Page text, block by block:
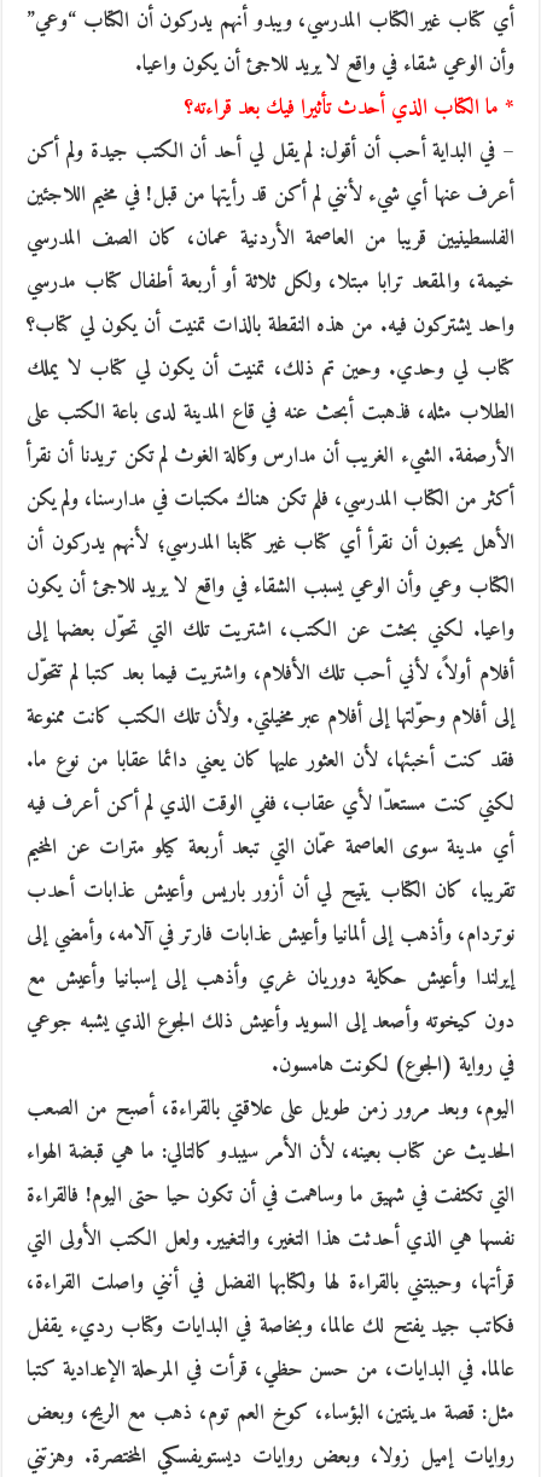
أي كتاب غير الكتاب المدرسي، ويبدو أنهم يدركون أن الكتاب “وعي”
وأن الوعي شقاء في واقع لا يريد للاجئ أن يكون واعيا.
* ما الكتاب الذي أحدث تأثيرا فيك بعد قراءته؟
– في البداية أحب أن أقول: لم يقل لي أحد أن الكتب جيدة ولم أكن
أعرف عنها أي شيء لأنني لم أكن قد رأيتها من قبل! في مخيم اللاجئين
الفلسطينيين قريبا من العاصمة الأردنية عمان، كان الصف المدرسي
خيمة، والمقعد ترابا مبتلا، ولكل ثلاثة أو أربعة أطفال كتاب مدرسي
واحد يشتركون فيه. من هذه النقطة بالذات تمنيت أن يكون لي كتاب؟
كتاب لي وحدي. وحين تم ذلك، تمنيت أن يكون لي كتاب لا يملك
الطلاب مثله، فذهبت أبحث عنه في قاع المدينة لدى باعة الكتب على
الأرصفة. الشيء الغريب أن مدارس وكالة الغوث لم تكن تريدنا أن نقرأ
أكثر من الكتاب المدرسي، فلم تكن هناك مكتبات في مدارسنا، ولم يكن
الأهل يحبون أن نقرأ أي كتاب غير كتابنا المدرسي؛ لأنهم يدركون أن
الكتاب وعي وأن الوعي يسبب الشقاء في واقع لا يريد للاجئ أن يكون
واعيا. لكني بحثت عن الكتب، اشتريت تلك التي تحوّل بعضها إلى
أفلام أولاً، لأني أحب تلك الأفلام، واشتريت فيما بعد كتبا لم تتحوّل
إلى أفلام وحوّلتها إلى أفلام عبر مخيلتي. ولأن تلك الكتب كانت ممنوعة
فقد كنت أخبئها، لأن العثور عليها كان يعني دائما عقابا من نوع ما.
لكني كنت مستعدّا لأي عقاب، ففي الوقت الذي لم أكن أعرف فيه
أي مدينة سوى العاصمة عمّان التي تبعد أربعة كيلو مترات عن المخيم
تقريبا، كان الكتاب يتيح لي أن أزور باريس وأعيش عذابات أحدب
نوتردام، وأذهب إلى ألمانيا وأعيش عذابات فارتر في آلامه، وأمضي إلى
إيرلندا وأعيش حكاية دوريان غري وأذهب إلى إسبانيا وأعيش مع
دون كيخوته وأصعد إلى السويد وأعيش ذلك الجوع الذي يشبه جوعي
في رواية (الجوع) لكونت هامسون.
اليوم، وبعد مرور زمن طويل على علاقتي بالقراءة، أصبح من الصعب
الحديث عن كتاب بعينه، لأن الأمر سيبدو كالتالي: ما هي قبضة الهواء
التي تكثفت في شهيق ما وساهمت في أن تكون حيا حتى اليوم! فالقراءة
نفسها هي الذي أحدثت هذا التغير، والتغيير. ولعل الكتب الأولى التي
قرأتها، وحببتني بالقراءة لها ولكتابها الفضل في أنني واصلت القراءة،
فكاتب جيد يفتح لك عالما، وبخاصة في البدايات وكتاب رديء يقفل
عالما. في البدايات، من حسن حظي، قرأت في المرحلة الإعدادية كتبا
مثل: قصة مدينتين، البؤساء، كوخ العم توم، ذهب مع الريح، وبعض
روايات إميل زولا، وبعض روايات ديستويفسكي المختصرة. وهزتني